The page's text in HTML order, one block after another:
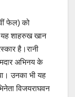
फेल) को
यह शाहरुख खान
है।रानी
अभिनय के
उनका भी यह
विजयराघवन